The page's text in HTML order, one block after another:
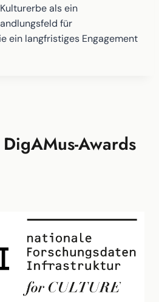
als ein
für
ein langfristiges Engagement
Awards